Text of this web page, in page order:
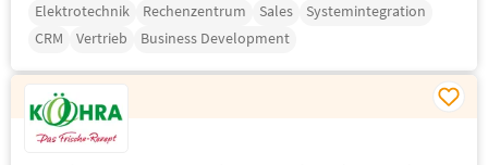
Elektrotechnik Rechenzentrum Sales
Systemintegration
CRM
Vertrieb Business Development